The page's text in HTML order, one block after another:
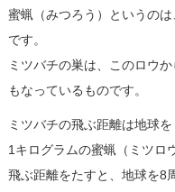
蜜蝋（みつろう）というの
です。
ミツバチの巣は、このロウ
もなっているものです。
ミツバチの飛ぶ距離は地球を
1キログラムの蜜蝋（ミツロ
飛ぶ距離をたすと、地球を8